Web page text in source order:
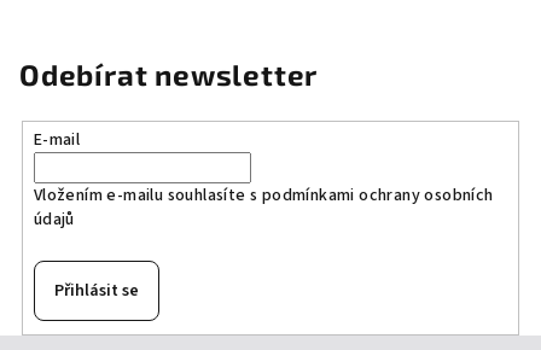
Odebírat newsletter
E-mail
Vložením e-mailu souhlasíte s podmínkami ochrany osobních
údajů
Přihlásit se